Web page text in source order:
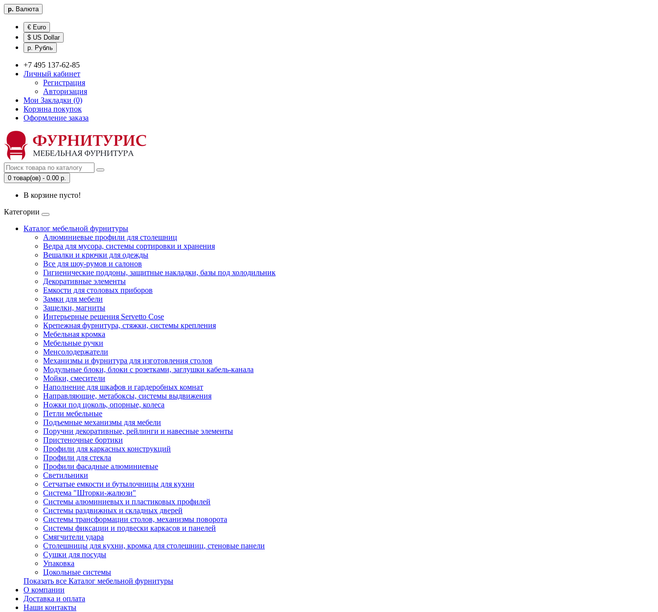
р. Валюта
€ Euro
$ US Dollar
р. Рубль
+7 495 137-62-85
Личный кабинет
Регистрация
Авторизация
Мои Закладки (0)
Корзина покупок
Оформление заказа
0 товар(ов) - 0.00 р.
В корзине пусто!
Категории
Каталог мебельной фурнитуры
Алюминиевые профили для столешниц
Ведра для мусора, системы сортировки и хранения
Вешалки и крючки для одежды
Все для шоу-румов и салонов
Гигиенические поддоны, защитные накладки, базы под холодильник
Декоративные элементы
Емкости для столовых приборов
Замки для мебели
Защелки, магниты
Интерьерные решения Servetto Cose
Крепежная фурнитура, стяжки, системы крепления
Мебельная кромка
Мебельные ручки
Менсолодержатели
Механизмы и фурнитура для изготовления столов
Модульные блоки, блоки с розетками, заглушки кабель-канала
Мойки, смесители
Наполнение для шкафов и гардеробных комнат
Направляющие, метабоксы, системы выдвижения
Ножки под цоколь, опорные, колеса
Петли мебельные
Подъемные механизмы для мебели
Поручни декоративные, рейлинги и навесные элементы
Пристеночные бортики
Профили для каркасных конструкций
Профили для стекла
Профили фасадные алюминиевые
Светильники
Сетчатые емкости и бутылочницы для кухни
Система "Шторки-жалюзи"
Системы алюминиевых и пластиковых профилей
Системы раздвижных и складных дверей
Системы трансформации столов, механизмы поворота
Системы фиксации и подвески каркасов и панелей
Смягчители удара
Столешницы для кухни, кромка для столешниц, стеновые панели
Сушки для посуды
Упаковка
Цокольные системы
Показать все Каталог мебельной фурнитуры
О компании
Доставка и оплата
Наши контакты